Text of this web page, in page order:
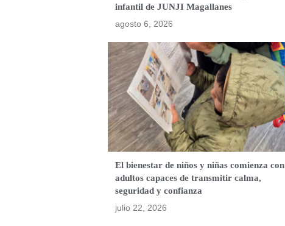
infantil de JUNJI Magallanes
agosto 6, 2026
El bienestar de niños y niñas comienza con
adultos capaces de transmitir calma,
seguridad y confianza
julio 22, 2026